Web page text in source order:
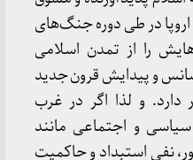
در طی دوره جنگ‌های
را از تمدن اسلامی
و پیدایش قرون جدید
و لذا اگر در غرب
و اجتماعی مانند
نفی استبداد و حاکمیت